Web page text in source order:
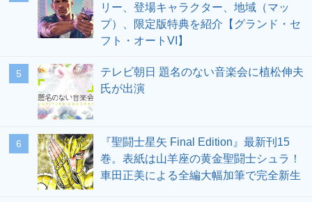
リー、登場キャラクター、地域（マッ
プ）、限定版特典を紹介【グランド・セ
フト・オートVI】
5
テレビ朝日 題名のない音楽会に植松伸夫
氏が出演
6
『聖闘士星矢 Final Edition』最新刊15
巻。表紙は山羊座の黄金聖闘士シュラ！
車田正美による全編大幅加筆で完全新生